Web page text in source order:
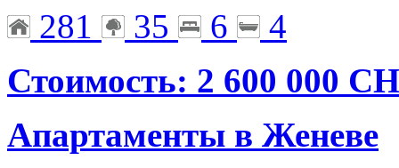
281 35 6
4
Стоимость: 2 600 000
Апартаменты в Женеве